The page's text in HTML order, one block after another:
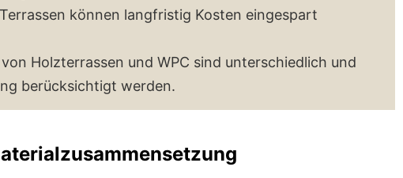
können langfristig Kosten eingespart
Holzterrassen und WPC sind unterschiedlich und
berücksichtigt werden.